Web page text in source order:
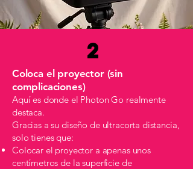
2
Coloca el proyector (sin
complicaciones)
Aquí es donde el Photon Go realmente
destaca.
Gracias a su diseño de ultracorta distancia,
solo tienes que:
Colocar el proyector a apenas unos
centímetros de la superficie de